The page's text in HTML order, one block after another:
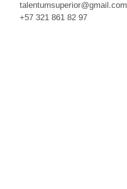
talentumsuperior@gmail.com
+57 321 861 82 97